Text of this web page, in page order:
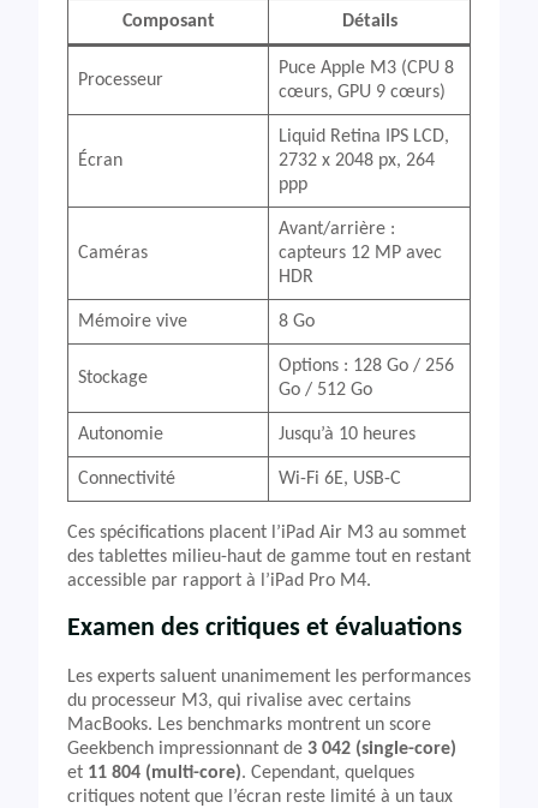
Composant Détails
Processeur
Puce Apple M3 (CPU 8
cœurs, GPU 9 cœurs)
Écran
Liquid Retina IPS LCD,
2732 x 2048 px, 264
ppp
Caméras
Avant/arrière :
capteurs 12 MP avec
HDR
Mémoire vive 8 Go
Stockage
Options : 128 Go / 256
Go / 512 Go
Autonomie Jusqu’à 10 heures
Connectivité Wi-Fi 6E, USB-C
Ces spécifications placent l’iPad Air M3 au sommet
des tablettes milieu-haut de gamme tout en restant
accessible par rapport à l’iPad Pro M4.
Examen des critiques et évaluations
Les experts saluent unanimement les performances
du processeur M3, qui rivalise avec certains
MacBooks. Les benchmarks montrent un score
Geekbench impressionnant de 3 042 (single-core)
et 11 804 (multi-core). Cependant, quelques
critiques notent que l’écran reste limité à un taux